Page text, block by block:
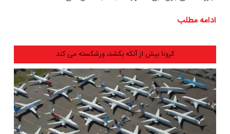
ادامه مطلب
کرونا بیش از آنکه بکشد، ورشکسته می کند